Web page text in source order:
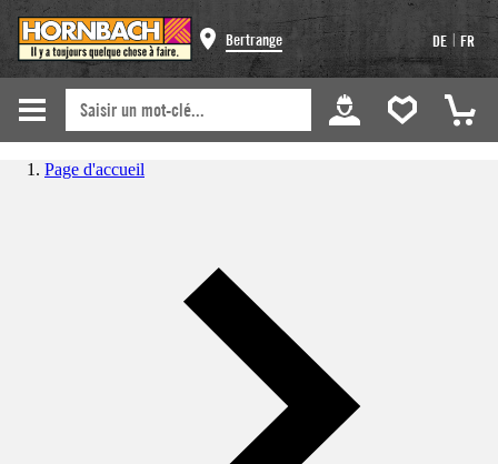
Bertrange DE | FR
Page d'accueil